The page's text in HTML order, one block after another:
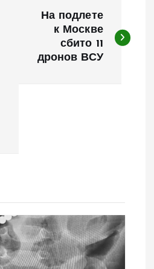
На подлете
к Москве
сбито 11
дронов ВСУ